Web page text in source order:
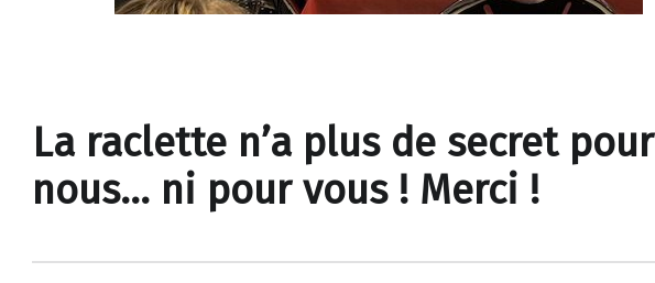
La raclette n’a plus de secret pour
nous… ni pour vous ! Merci !